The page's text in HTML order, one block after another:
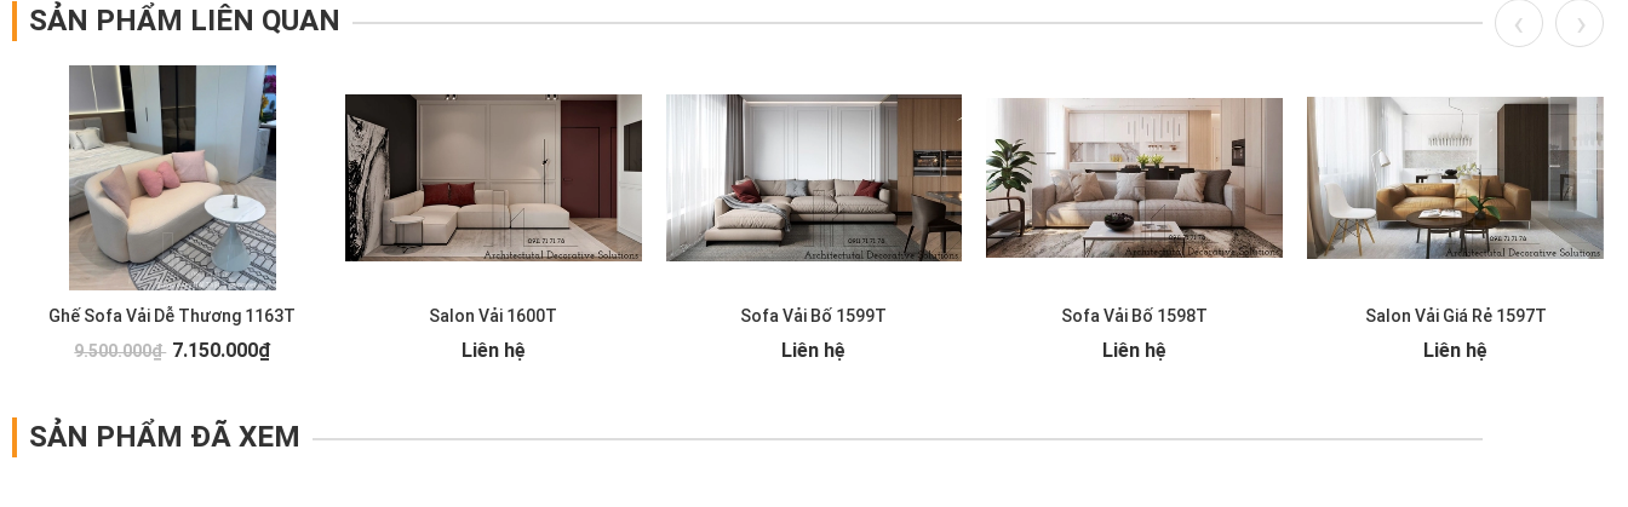
SẢN PHẨM LIÊN QUAN
Ghế Sofa Vải Dễ Thương 1163T
9.500.000₫ 7.150.000₫
Salon Vải 1600T
Liên hệ
Sofa Vải Bố 1599T
Liên hệ
Sofa Vải Bố 1598T
Liên hệ
Salon Vải Giá Rẻ 1597T
Liên hệ
SẢN PHẨM ĐÃ XEM